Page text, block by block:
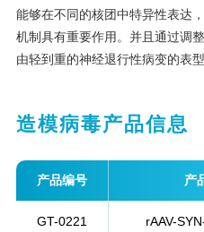
能够在不同的核团中特异性表达
机制具有重要作用。并且通过调
由轻到重的神经退行性病变的表型
造模病毒产品信息
产品编号 产
GT-0221 rAAV-